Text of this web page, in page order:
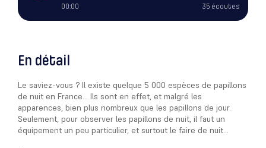
00:00 35 écoutes
En détail
Le saviez-vous ? Il existe quelque 5 000 espèces de papillons
de nuit en France… Ils sont en effet, et malgré les
apparences, bien plus nombreux que les papillons de jour.
Seulement, pour observer les papillons de nuit, il faut un
équipement un peu particulier, et surtout le faire de nuit…